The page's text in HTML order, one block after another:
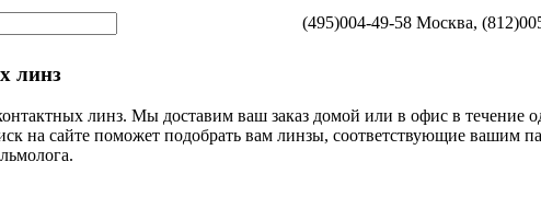
(495)004-49-58 Москва,
линз
линз. Мы доставим ваш заказ домой или в офис в течение
на сайте поможет подобрать вам линзы, соответствующие вашим